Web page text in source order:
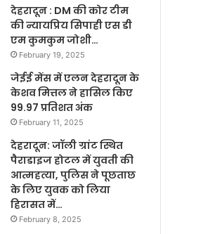
देहरादून : DM की कोर टीम
की न्यायप्रिय सिपाही एस डी
एम कुमकुम जोशी…
February 19, 2025
जेईई मेंस में एलन देहरादून के
केशव मित्तल ने हासिल किए
99.97 प्रतिशत अंक
February 11, 2025
देहरादून: जॉली ग्रांट स्थित
पैराडाइज होटल में युवती की
आत्महत्या, पुलिस ने पूछताछ
के लिए युवक को लिया
हिरासत में…
February 8, 2025